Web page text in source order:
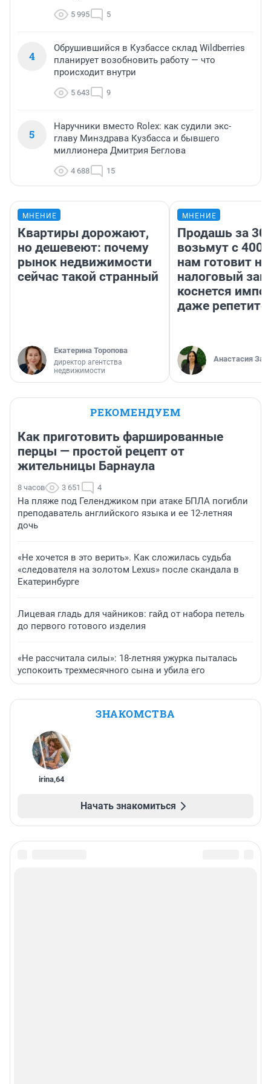
5 995 5
4
Обрушившийся в Кузбассе склад Wildberries
планирует возобновить работу — что
происходит внутри
5 643 9
5
Наручники вместо Rolex: как судили экс-
главу Минздрава Кузбасса и бывшего
миллионера Дмитрия Беглова
4 688 15
МНЕНИЕ
Квартиры дорожают,
но дешевеют: почему
рынок недвижимости
сейчас такой странный
Екатерина Торопова
директор агентства
недвижимости
МНЕНИЕ
Продашь за
возьмут с
нам готовит
налоговый
коснется
даже
Анастасия
РЕКОМЕНДУЕМ
Как приготовить фаршированные
перцы — простой рецепт от
жительницы Барнаула
8 часов 3 651 4
На пляже под Геленджиком при атаке БПЛА погибли
преподаватель английского языка и ее 12-летняя
дочь
«Не хочется в это верить». Как сложилась судьба
«следователя на золотом Lexus» после скандала в
Екатеринбурге
Лицевая гладь для чайников: гайд от набора петель
до первого готового изделия
«Не рассчитала силы»: 18-летняя ужурка пыталась
успокоить трехмесячного сына и убила его
ЗНАКОМСТВА
irina,64
Начать знакомиться